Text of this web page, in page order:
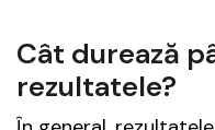
Cât durează
rezultatele?